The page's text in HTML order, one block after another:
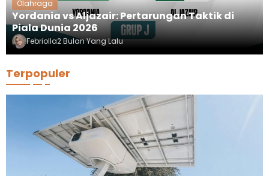
Olahraga
Yordania vs Aljazair: Pertarungan Taktik di
Piala Dunia 2026
Febriolla2 Bulan Yang Lalu
Terpopuler